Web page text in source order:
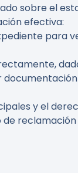
sobre el
efectiva:
para
y el